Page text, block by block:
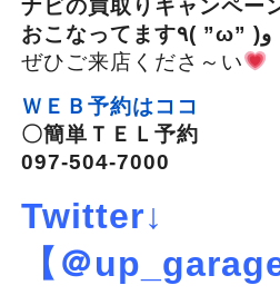
ナビの買取りキャンペー
おこなってます٩( ”ω” )و
ぜひご来店くださ～い
ＷＥＢ予約はココ
〇簡単ＴＥＬ予約
097-504-7000
Twitter↓
【＠